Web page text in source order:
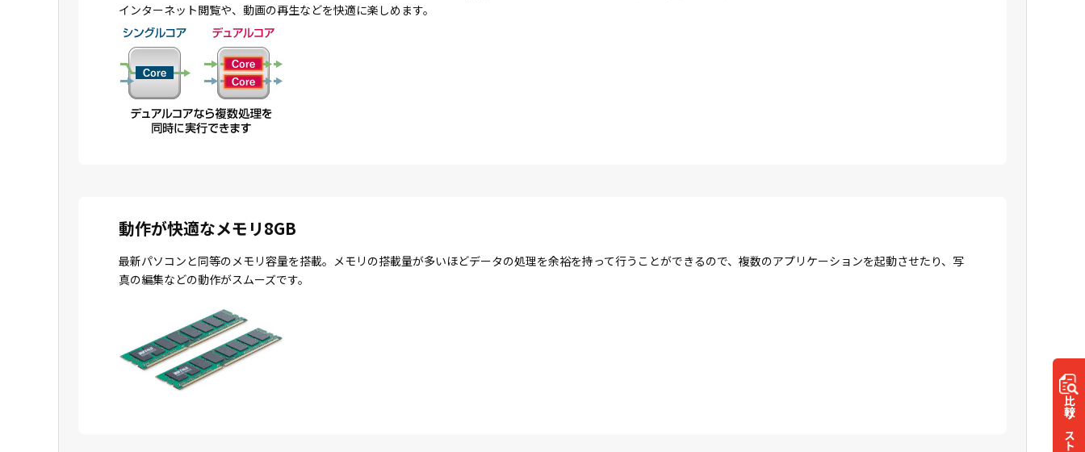
比較
リスト
インターネット閲覧や、動画の再生などを快適に楽しめます。
動作が快適なメモリ8GB
最新パソコンと同等のメモリ容量を搭載。メモリの搭載量が多いほどデータの処理を余裕を持って行うことができるので、複数のアプリケーションを起動させたり、写
真の編集などの動作がスムーズです。